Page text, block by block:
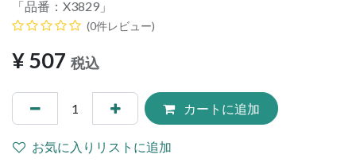
「品番： X3829 」
(0件レビュー)
¥507 税込
カートに追加
お気に入りリストに追加